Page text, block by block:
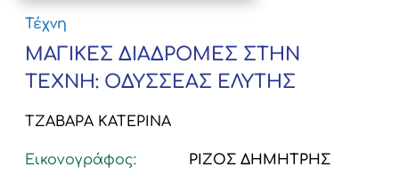
Τέχνη
ΜΑΓΙΚΕΣ ΔΙΑΔΡΟΜΕΣ ΣΤΗΝ
ΤΕΧΝΗ: ΟΔΥΣΣΕΑΣ ΕΛΥΤΗΣ
ΤΖΑΒΑΡΑ ΚΑΤΕΡΙΝΑ
Εικονογράφος:
ΡΙΖΟΣ ΔΗΜΗΤΡΗΣ